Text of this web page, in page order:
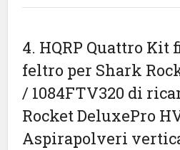
4. HQRP Quattro
feltro per Shark
/ 1084FTV320 di
Rocket DeluxePro
Aspirapolveri